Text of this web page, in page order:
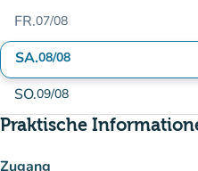
FR.07/08
SA.08/08
SO.09/08
Praktische
Zugang